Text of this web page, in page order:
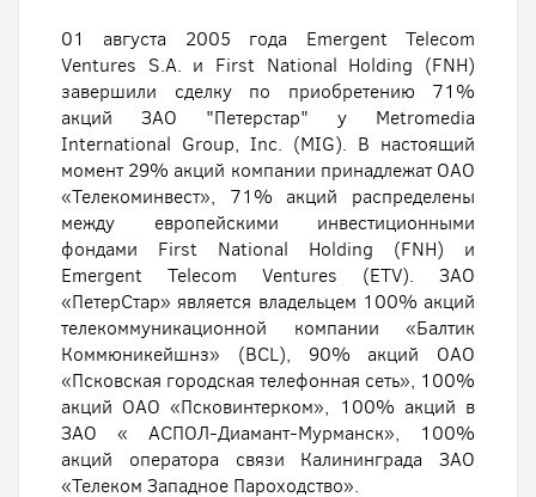
01 августа 2005 года Emergent Telecom
Ventures S.A. и First National Holding (FNH)
завершили сделку по приобретению 71%
акций ЗАО "Петерстар" у Metromedia
International Group, Inc. (MIG). В настоящий
момент 29% акций компании принадлежат ОАО
«Телекоминвест», 71% акций распределены
между европейскими инвестиционными
фондами First National Holding (FNH) и
Emergent Telecom Ventures (ETV). ЗАО
«ПетерСтар» является владельцем 100% акций
телекоммуникационной компании «Балтик
Коммюникейшнз» (BCL), 90% акций ОАО
«Псковская городская телефонная сеть», 100%
акций ОАО «Псковинтерком», 100% акций в
ЗАО « АСПОЛ-Диамант-Мурманск», 100%
акций оператора связи Калининграда ЗАО
«Телеком Западное Пароходство».